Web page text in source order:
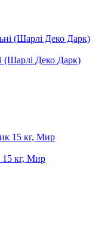
(Шарлі Деко Дарк)
15 кг, Мир